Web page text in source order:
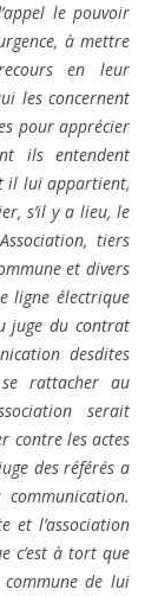
le pouvoir
à mettre
en leur
les concernent
pour apprécier
ils entendent
il lui appartient,
s’il y a lieu, le
tiers
et divers
ligne électrique
juge du contrat
desdites
se rattacher au
serait
contre les actes
des référés a
et l’association
c’est à tort que
de lui